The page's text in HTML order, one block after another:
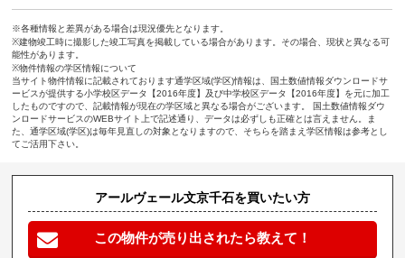
※各種情報と差異がある場合は現況優先となります。
※建物竣工時に撮影した竣工写真を掲載している場合があります。その場合、現状と異なる可
能性があります。
※物件情報の学区情報について
当サイト物件情報に記載されております通学区域(学区)情報は、国土数値情報ダウンロードサ
ービスが提供する小学校区データ【2016年度】及び中学校区データ【2016年度】を元に加工
したものですので、記載情報が現在の学区域と異なる場合がございます。 国土数値情報ダウ
ンロードサービスのWEBサイト上で記述通り、データは必ずしも正確とは言えません。ま
た、通学区域(学区)は毎年見直しの対象となりますので、そちらを踏まえ学区情報は参考とし
てご活用下さい。
アールヴェール文京千石を買いたい方
この物件が売り出されたら教えて！